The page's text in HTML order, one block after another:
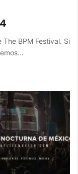
BPM Festival. Si